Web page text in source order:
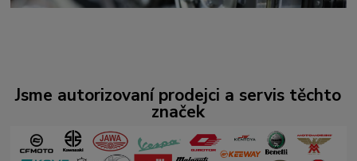
Jsme autorizovaní prodejci a servis těchto
značek